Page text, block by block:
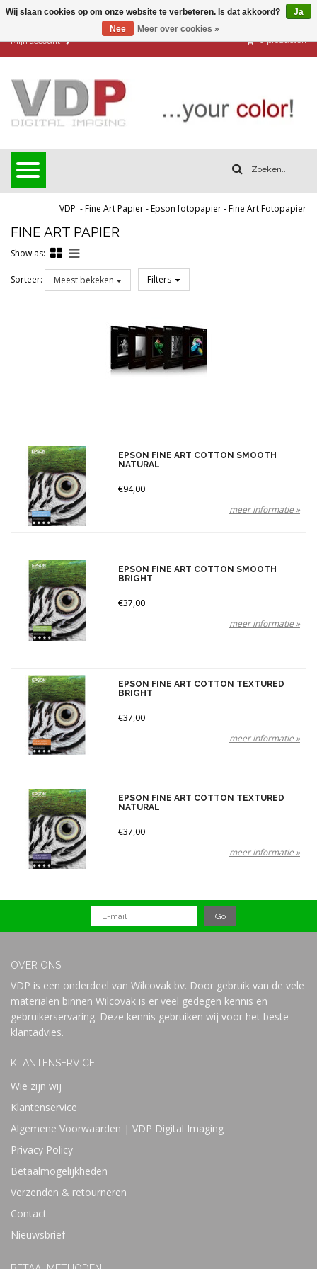
Mijn account 0 producten
VDP -Fine Art Papier-Epson fotopapier-Fine Art Fotopapier
FINE ART PAPIER
Show as:
Sorteer: Meest bekeken Filters
EPSON FINE ART COTTON SMOOTH
NATURAL
€94,00
meer informatie »
EPSON FINE ART COTTON SMOOTH
BRIGHT
€37,00
meer informatie »
EPSON FINE ART COTTON TEXTURED
BRIGHT
€37,00
meer informatie »
EPSON FINE ART COTTON TEXTURED
NATURAL
€37,00
meer informatie »
OVER ONS
VDP is een onderdeel van Wilcovak bv. Door gebruik van de vele
materialen binnen Wilcovak is er veel gedegen kennis en
gebruikerservaring. Deze kennis gebruiken wij voor het beste
klantadvies.
KLANTENSERVICE
Wie zijn wij
Klantenservice
Algemene Voorwaarden | VDP Digital Imaging
Privacy Policy
Betaalmogelijkheden
Verzenden & retourneren
Contact
Nieuwsbrief
Wij slaan cookies op om onze website te verbeteren. Is dat akkoord?
Ja
Nee
Meer over cookies »